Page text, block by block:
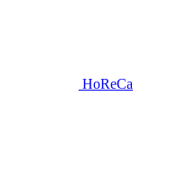
HoReCa